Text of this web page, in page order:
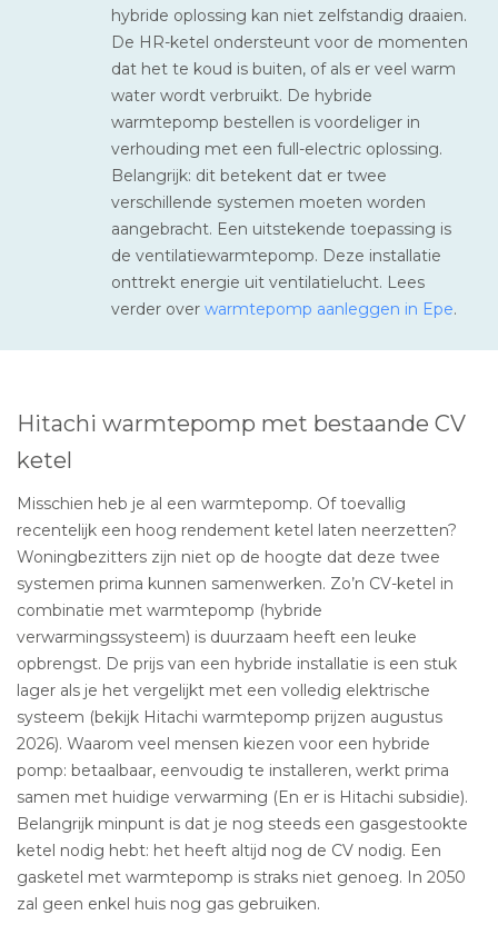
hybride oplossing kan niet zelfstandig draaien.
De HR-ketel ondersteunt voor de momenten
dat het te koud is buiten, of als er veel warm
water wordt verbruikt. De hybride
warmtepomp bestellen is voordeliger in
verhouding met een full-electric oplossing.
Belangrijk: dit betekent dat er twee
verschillende systemen moeten worden
aangebracht. Een uitstekende toepassing is
de ventilatiewarmtepomp. Deze installatie
onttrekt energie uit ventilatielucht. Lees
verder over warmtepomp aanleggen in Epe.
Hitachi warmtepomp met bestaande CV
ketel
Misschien heb je al een warmtepomp. Of toevallig
recentelijk een hoog rendement ketel laten neerzetten?
Woningbezitters zijn niet op de hoogte dat deze twee
systemen prima kunnen samenwerken. Zo’n CV-ketel in
combinatie met warmtepomp (hybride
verwarmingssysteem) is duurzaam heeft een leuke
opbrengst. De prijs van een hybride installatie is een stuk
lager als je het vergelijkt met een volledig elektrische
systeem (bekijk Hitachi warmtepomp prijzen augustus
2026). Waarom veel mensen kiezen voor een hybride
pomp: betaalbaar, eenvoudig te installeren, werkt prima
samen met huidige verwarming (En er is Hitachi subsidie).
Belangrijk minpunt is dat je nog steeds een gasgestookte
ketel nodig hebt: het heeft altijd nog de CV nodig. Een
gasketel met warmtepomp is straks niet genoeg. In 2050
zal geen enkel huis nog gas gebruiken.